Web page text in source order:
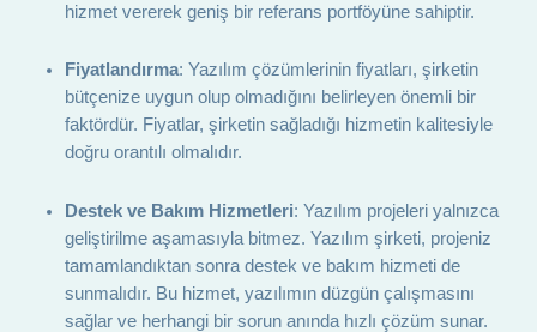
hizmet vererek geniş bir referans portföyüne sahiptir.
Fiyatlandırma: Yazılım çözümlerinin fiyatları, şirketin
bütçenize uygun olup olmadığını belirleyen önemli bir
faktördür. Fiyatlar, şirketin sağladığı hizmetin kalitesiyle
doğru orantılı olmalıdır.
Destek ve Bakım Hizmetleri: Yazılım projeleri yalnızca
geliştirilme aşamasıyla bitmez. Yazılım şirketi, projeniz
tamamlandıktan sonra destek ve bakım hizmeti de
sunmalıdır. Bu hizmet, yazılımın düzgün çalışmasını
sağlar ve herhangi bir sorun anında hızlı çözüm sunar.